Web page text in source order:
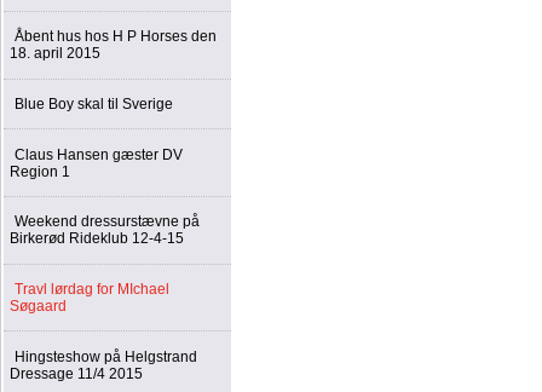
Åbent hus hos H P Horses den
18. april 2015
Blue Boy skal til Sverige
Claus Hansen gæster DV
Region 1
Weekend dressurstævne på
Birkerød Rideklub 12-4-15
Travl lørdag for MIchael
Søgaard
Hingsteshow på Helgstrand
Dressage 11/4 2015